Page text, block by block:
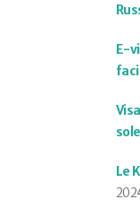
E-
Le